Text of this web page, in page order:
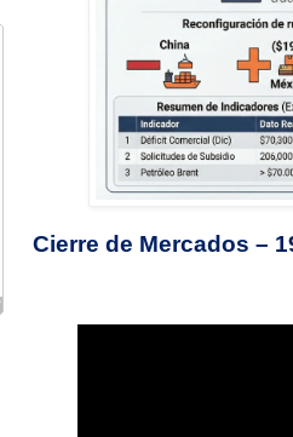
Cierre de Mercados –